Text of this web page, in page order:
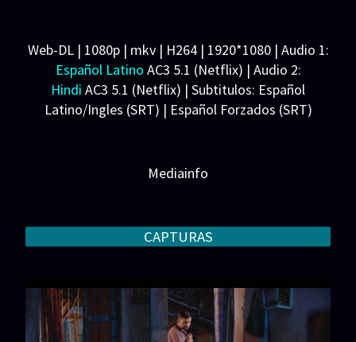
Web-DL | 1080p | mkv | H264 | 1920*1080 | Audio 1:
Español Latino AC3 5.1 (Netflix) | Audio 2:
Hindi AC3 5.1 (Netflix) | Subtitulos: Español
Latino/Ingles (SRT) | Español Forzados (SRT)
Mediainfo
CAPTURAS